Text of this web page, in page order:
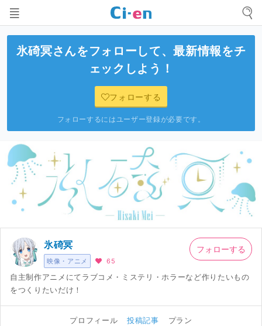
氷碕冥さんをフォローして、最新情報をチ
ェックしよう！
フォローする
フォローするにはユーザー登録が必要です。
映像・アニメ
氷碕冥
65
自主制作アニメにてラブコメ・ミステリ・ホラーなど作りたいもの
をつくりたいだけ！
フォローする
プロフィール 投稿記事 プラン